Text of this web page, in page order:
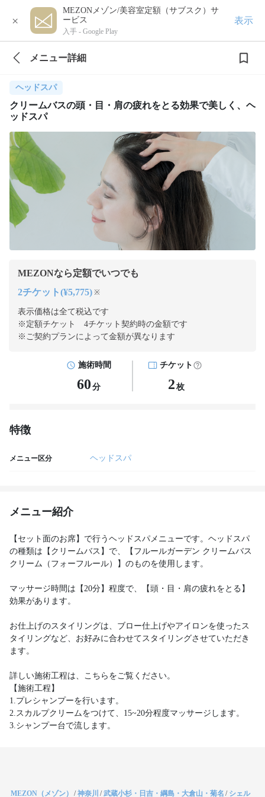
×
MEZONメゾン/美容室定額（サブスク）サ
ービス
入手 - Google Play
表示
メニュー詳細
ヘッドスパ
クリームバスの頭・目・肩の疲れをとる効果で美しく、ヘ
ッドスパ
MEZONなら定額でいつでも
2チケット(¥5,775) ※
表示価格は全て税込です
※定額チケット 4チケット契約時の金額です
※ご契約プランによって金額が異なります
施術時間
60 分
チケット
2 枚
特徴
メニュー区分 ヘッドスパ
メニュー紹介
【セット面のお席】で行うヘッドスパメニューです。ヘッドスパ
の種類は【クリームバス】で、【フルールガーデン クリームバス
クリーム（フォーフルール）】のものを使用します。
マッサージ時間は【20分】程度で、【頭・目・肩の疲れをとる】
効果があります。
お仕上げのスタイリングは、ブロー仕上げやアイロンを使ったス
タイリングなど、お好みに合わせてスタイリングさせていただき
ます。
詳しい施術工程は、こちらをご覧ください。
【施術工程】
1.プレシャンプーを行います。
2.スカルプクリームをつけて、15~20分程度マッサージします。
3.シャンプー台で流します。
MEZON（メゾン） /神奈川 /武蔵小杉・日吉・綱島・大倉山・菊名 / シェル